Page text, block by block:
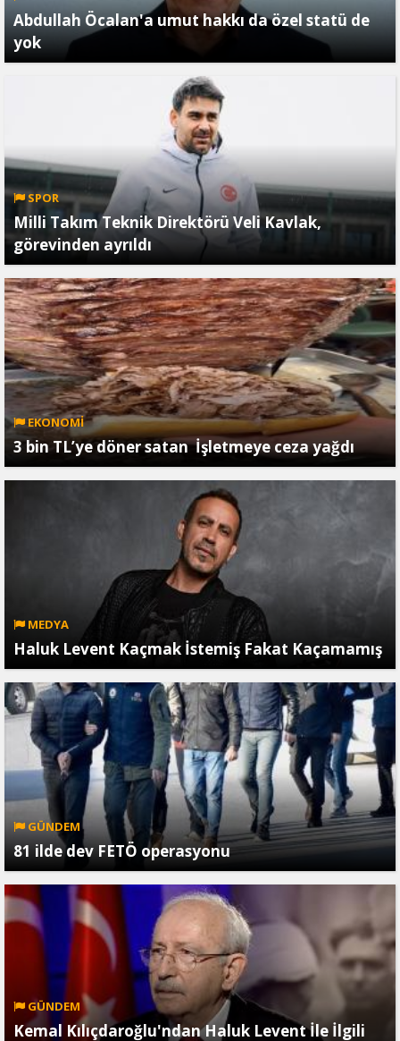
Abdullah Öcalan'a umut hakkı da özel statü de
yok
SPOR
Milli Takım Teknik Direktörü Veli Kavlak,
görevinden ayrıldı
EKONOMİ
3 bin TL’ye döner satan İşletmeye ceza yağdı
MEDYA
Haluk Levent Kaçmak İstemiş Fakat Kaçamamış
GÜNDEM
81 ilde dev FETÖ operasyonu
GÜNDEM
Kemal Kılıçdaroğlu'ndan Haluk Levent İle İlgili